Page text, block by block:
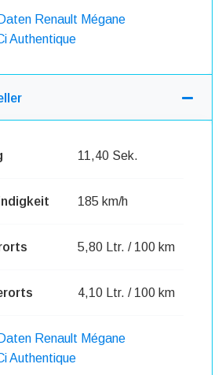
Renault Mégane
Authentique
11,40 Sek.
185 km/h
5,80 Ltr. / 100 km
4,10 Ltr. / 100 km
Renault Mégane
Authentique